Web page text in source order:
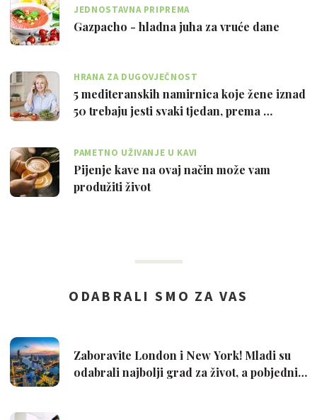
JEDNOSTAVNA PRIPREMA
Gazpacho - hladna juha za vruće dane
HRANA ZA DUGOVJEČNOST
5 mediteranskih namirnica koje žene iznad
50 trebaju jesti svaki tjedan, prema …
PAMETNO UŽIVANJE U KAVI
Pijenje kave na ovaj način može vam
produžiti život